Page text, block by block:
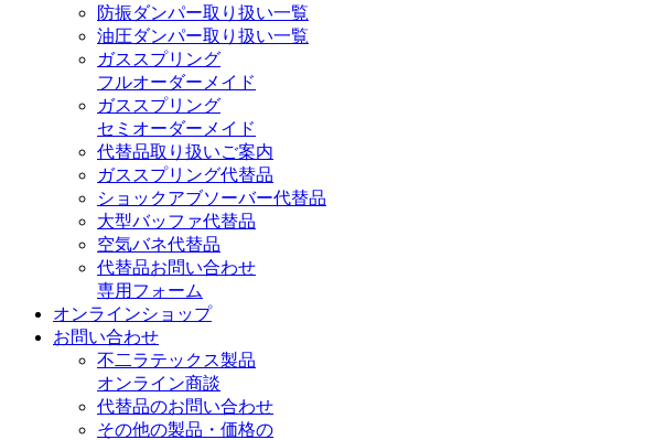
防振ダンパー取り扱い一覧
油圧ダンパー取り扱い一覧
ガススプリング
フルオーダーメイド
ガススプリング
セミオーダーメイド
代替品取り扱いご案内
ガススプリング代替品
ショックアブソーバー代替品
大型バッファ代替品
空気バネ代替品
代替品お問い合わせ
専用フォーム
オンラインショップ
お問い合わせ
不二ラテックス製品
オンライン商談
代替品のお問い合わせ
その他の製品・価格の